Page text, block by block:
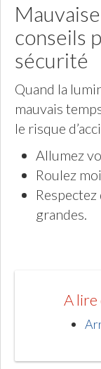
conseils
sécurité
Quand la
mauvais
le risque
Allumez
Roulez
grandes.
A lire